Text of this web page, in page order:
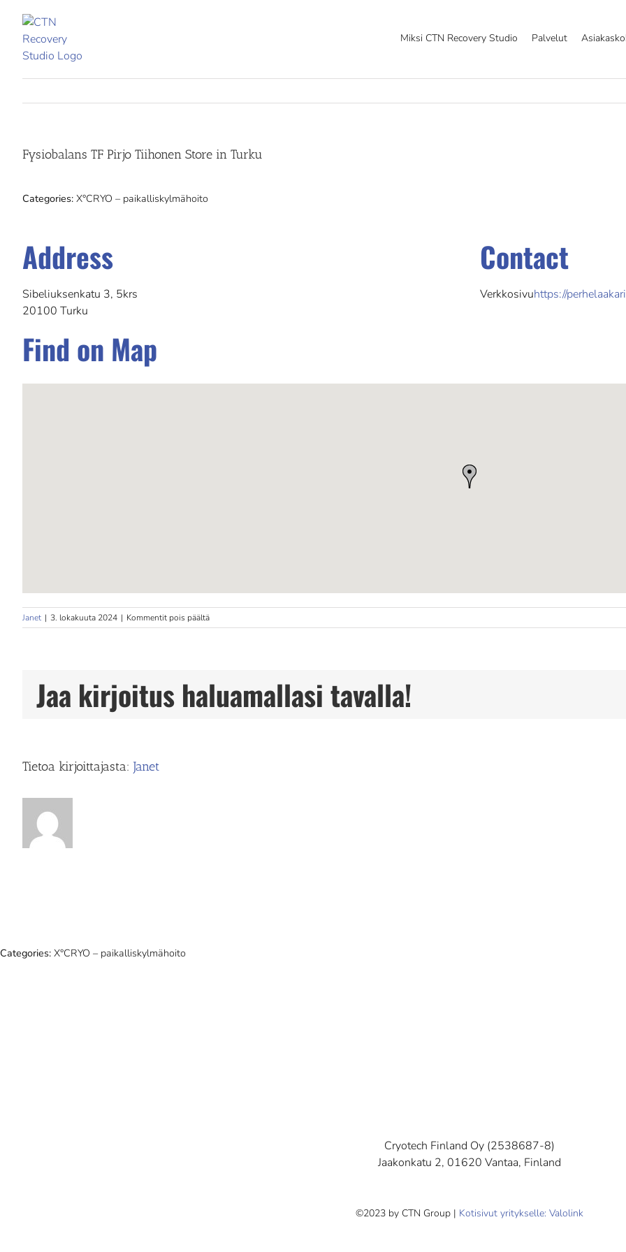
content
Miksi CTN Recovery Studio Palvelut
Fysiobalans TF Pirjo Tiihonen Store in Turku
Categories: X°CRYO – paikalliskylmähoito
Address
Sibeliuksenkatu 3, 5krs
20100 Turku
Contact
Verkkosivuhttps://
Find on Map
Janet | 3. lokakuuta 2024 | Kommentit pois päältäartikkelissa
Fysiobalans
Turku
Jaa kirjoitus haluamallasi tavalla!
Tietoa kirjoittajasta: Janet
Categories: X°CRYO – paikalliskylmähoito
Cryotech Finland Oy (2538687-8)
Jaakonkatu 2, 01620 Vantaa, Finland
©2023 by CTN Group | Kotisivut yritykselle: Valolink